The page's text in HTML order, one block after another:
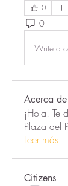
0
0
Write a
Acerca de
¡Hola! Te
Plaza del
Leer más
Citizens